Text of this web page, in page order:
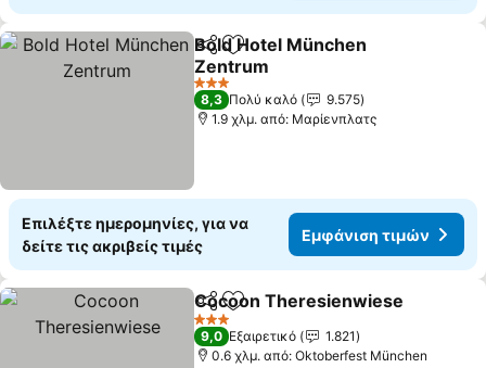
Κοινοποίηση
Προσθήκη στα αγαπημένα
Bold Hotel München
Zentrum
3 Αστέρια
8,3 Πολύ καλό
9.575
1.9 χλμ. από: Μαρίενπλατς
Επιλέξτε ημερομηνίες, για να
δείτε τις ακριβείς τιμές
Εμφάνιση τιμών
Κοινοποίηση
Προσθήκη στα αγαπημένα
Cocoon Theresienwiese
3 Αστέρια
9,0 Εξαιρετικό
1.821
0.6 χλμ. από: Oktoberfest München